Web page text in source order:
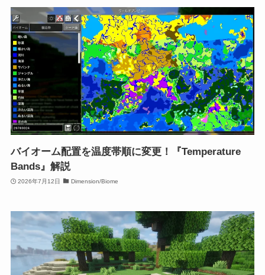
バイオーム配置を温度帯順に変更！『Temperature
Bands』解説
2026年7月12日 Dimension/Biome